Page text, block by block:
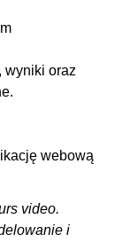
00:17:06
wyniki oraz
webową
video.
i